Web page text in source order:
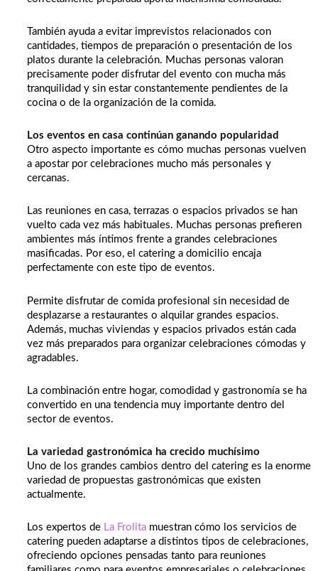
También ayuda a evitar imprevistos relacionados con
cantidades, tiempos de preparación o presentación de los
platos durante la celebración. Muchas personas valoran
precisamente poder disfrutar del evento con mucha más
tranquilidad y sin estar constantemente pendientes de la
cocina o de la organización de la comida.
Los eventos en casa continúan ganando popularidad
Otro aspecto importante es cómo muchas personas vuelven
a apostar por celebraciones mucho más personales y
cercanas.
Las reuniones en casa, terrazas o espacios privados se han
vuelto cada vez más habituales. Muchas personas prefieren
ambientes más íntimos frente a grandes celebraciones
masificadas. Por eso, el catering a domicilio encaja
perfectamente con este tipo de eventos.
Permite disfrutar de comida profesional sin necesidad de
desplazarse a restaurantes o alquilar grandes espacios.
Además, muchas viviendas y espacios privados están cada
vez más preparados para organizar celebraciones cómodas y
agradables.
La combinación entre hogar, comodidad y gastronomía se ha
convertido en una tendencia muy importante dentro del
sector de eventos.
La variedad gastronómica ha crecido muchísimo
Uno de los grandes cambios dentro del catering es la enorme
variedad de propuestas gastronómicas que existen
actualmente.
Los expertos de La Frolita muestran cómo los servicios de
catering pueden adaptarse a distintos tipos de celebraciones,
ofreciendo opciones pensadas tanto para reuniones